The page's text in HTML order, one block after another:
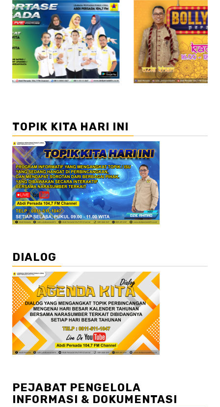
//2
TOPIK KITA HARI INI
DIALOG
PEJABAT PENGELOLA
INFORMASI & DOKUMENTASI